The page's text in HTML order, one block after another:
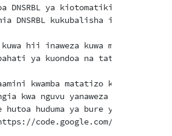
DNSRBL ya kiotomatiki iliuweze
DNSRBL kukubalisha itifaki
hii inaweza kuwa mcheshi
bahati ya kuondoa na tatizo hili
kwamba matatizo kama haya
kwa nguvu yanaweza
hutoa huduma ya bure ya